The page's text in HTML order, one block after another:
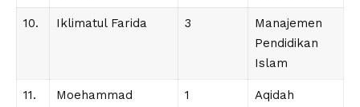
10. Iklimatul Farida 3
Manajemen
Pendidikan
Islam
11.
Moehammad
1
Aqidah